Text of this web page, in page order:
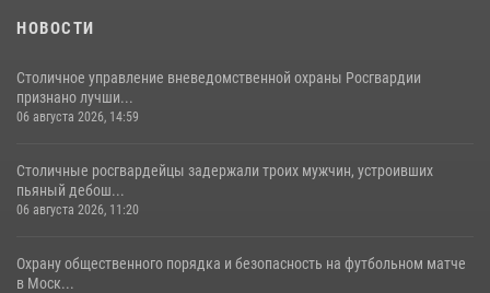
НОВОСТИ
Столичное управление вневедомственной охраны Росгвардии
признано лучши...
06 августа 2026, 14:59
Столичные росгвардейцы задержали троих мужчин, устроивших
пьяный дебош...
06 августа 2026, 11:20
Охрану общественного порядка и безопасность на футбольном матче
в Моск...